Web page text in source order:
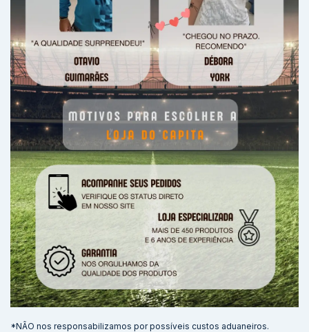
*NÃO nos responsabilizamos por possíveis custos aduaneiros.